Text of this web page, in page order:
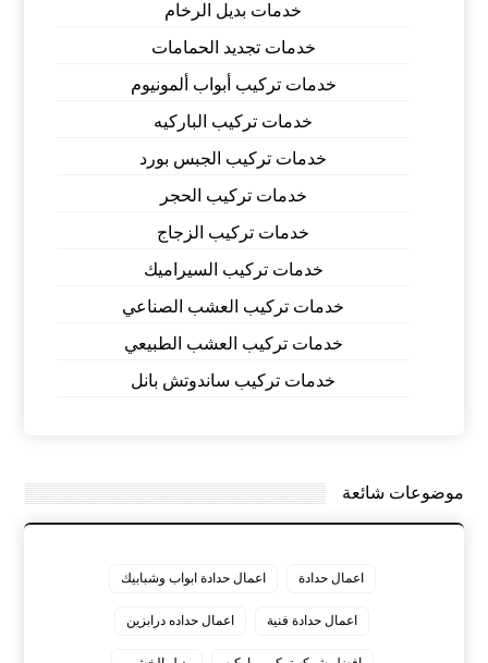
خدمات بديل الرخام
خدمات تجديد الحمامات
خدمات تركيب أبواب ألمونيوم
خدمات تركيب الباركيه
خدمات تركيب الجبس بورد
خدمات تركيب الحجر
خدمات تركيب الزجاج
خدمات تركيب السيراميك
خدمات تركيب العشب الصناعي
خدمات تركيب العشب الطبيعي
خدمات تركيب ساندوتش بانل
موضوعات شائعة
اعمال حدادة اعمال حدادة ابواب وشبابيك
اعمال حدادة فنية اعمال حداده درابزين